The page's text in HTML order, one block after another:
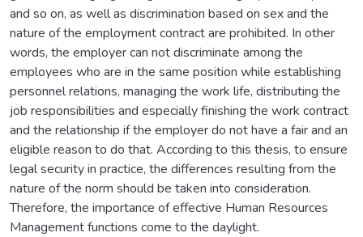
and so on, as well as discrimination based on sex and the
nature of the employment contract are prohibited. In other
words, the employer can not discriminate among the
employees who are in the same position while establishing
personnel relations, managing the work life, distributing the
job responsibilities and especially finishing the work contract
and the relationship if the employer do not have a fair and an
eligible reason to do that. According to this thesis, to ensure
legal security in practice, the differences resulting from the
nature of the norm should be taken into consideration.
Therefore, the importance of effective Human Resources
Management functions come to the daylight.